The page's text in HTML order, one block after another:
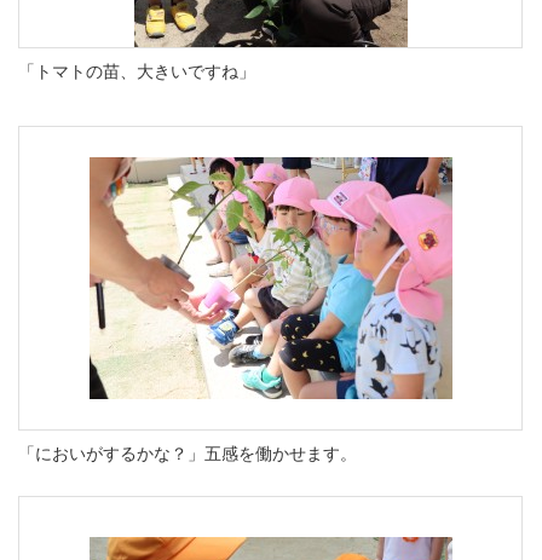
「トマトの苗、大きいですね」
「においがするかな？」五感を働かせます。